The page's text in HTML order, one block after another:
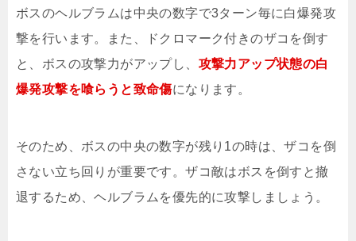
ボスのヘルブラムは中央の数字で3ターン毎に白爆発攻
撃を行います。また、ドクロマーク付きのザコを倒す
と、ボスの攻撃力がアップし、 攻撃力アップ状態の白
爆発攻撃を喰らうと致命傷になります。
そのため、ボスの中央の数字が残り1の時は、ザコを倒
さない立ち回りが重要です。ザコ敵はボスを倒すと撤
退するため、ヘルブラムを優先的に攻撃しましょう。